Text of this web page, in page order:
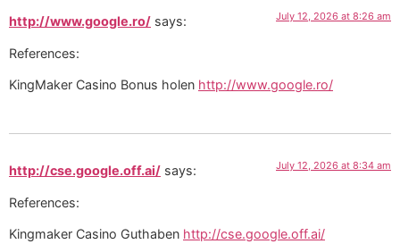
http://www.google.ro/ says: July 12, 2026 at 8:26 am
References:
KingMaker Casino Bonus holen http://www.google.ro/
http://cse.google.off.ai/ says: July 12, 2026 at 8:34 am
References:
Kingmaker Casino Guthaben http://cse.google.off.ai/